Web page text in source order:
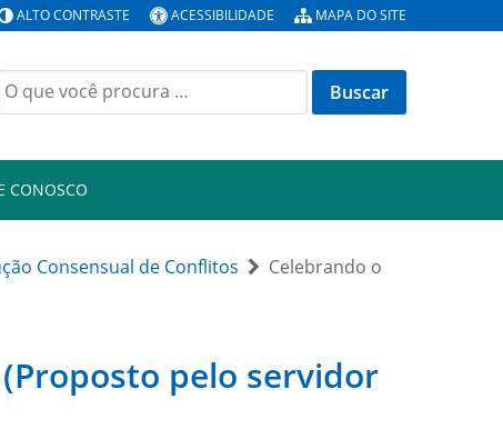
ALTO CONTRASTE ACESSIBILIDADE MAPA DO SITE
Buscar
CONOSCO
Consensual de Conflitos
Celebrando o
pelo servidor